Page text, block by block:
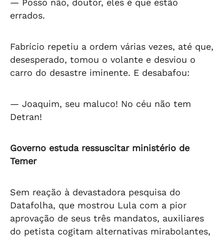
— Posso não, doutor, eles é que estão
errados.
Fabrício repetiu a ordem várias vezes, até que,
desesperado, tomou o volante e desviou o
carro do desastre iminente. E desabafou:
— Joaquim, seu maluco! No céu não tem
Detran!
Governo estuda ressuscitar ministério de
Temer
Sem reação à devastadora pesquisa do
Datafolha, que mostrou Lula com a pior
aprovação de seus três mandatos, auxiliares
do petista cogitam alternativas mirabolantes,